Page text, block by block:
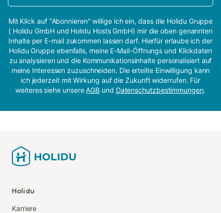
Mit Klick auf "Abonnieren" willige ich ein, dass die Holidu Gruppe
( Holidu GmbH und Holidu Hosts GmbH) mir die oben genannten
Inhalte per E-mail zukommen lassen darf. Hierfür erlaube ich der
Holidu Gruppe ebenfalls, meine E-Mail-Öffnungs und Klickdaten
zu analysieren und die Kommunikationsinhalte personalisiert auf
meine Interessen zuzuschneiden. Die erteilte Einwilligung kann
ich jederzeit mit Wirkung auf die Zukunft widerrufen. Für
weiteres siehe unsereAGB und Datenschutzbestimmungen.
Holidu
Karriere